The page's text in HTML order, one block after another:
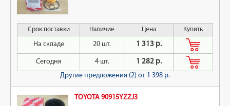
Срок поставки Наличие Цена Купить
На складе 20 шт. 1 313 р.
Сегодня 4 шт.
1 282 р.
Другие предложения (2) от 1 398 р.
TOYOTA 90915YZZJ3